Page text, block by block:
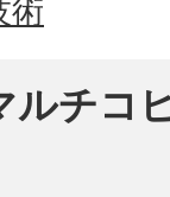
術
ルチコ